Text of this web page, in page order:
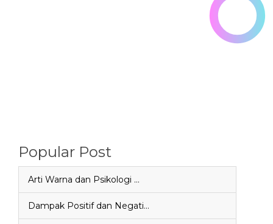
Popular Post
Arti Warna dan Psikologi …
Dampak Positif dan Negati…